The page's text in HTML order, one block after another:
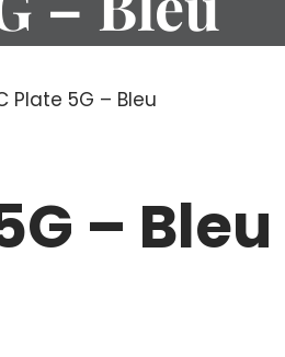
Plate 5G – Bleu
– Bleu